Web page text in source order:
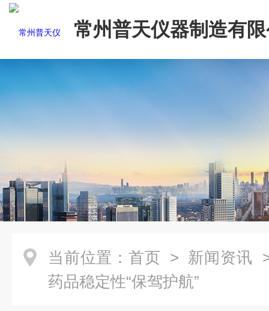
常州普天仪器制造有
当前位置： 首页 > 新闻资讯
药品稳定性“保驾护航”